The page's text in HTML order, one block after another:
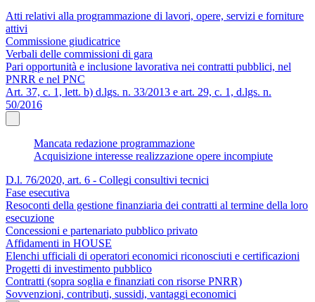
Atti relativi alla programmazione di lavori, opere, servizi e forniture
attivi
Commissione giudicatrice
Verbali delle commissioni di gara
Pari opportunità e inclusione lavorativa nei contratti pubblici, nel
PNRR e nel PNC
Art. 37, c. 1, lett. b) d.lgs. n. 33/2013 e art. 29, c. 1, d.lgs. n.
50/2016
Mancata redazione programmazione
Acquisizione interesse realizzazione opere incompiute
D.l. 76/2020, art. 6 - Collegi consultivi tecnici
Fase esecutiva
Resoconti della gestione finanziaria dei contratti al termine della loro
esecuzione
Concessioni e partenariato pubblico privato
Affidamenti in HOUSE
Elenchi ufficiali di operatori economici riconosciuti e certificazioni
Progetti di investimento pubblico
Contratti (sopra soglia e finanziati con risorse PNRR)
Sovvenzioni, contributi, sussidi, vantaggi economici